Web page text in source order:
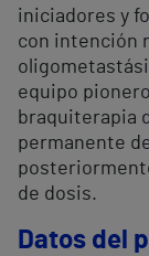
iniciadores y
con intención
equipo
braquiterapia
permanente
de dosis.
Datos del